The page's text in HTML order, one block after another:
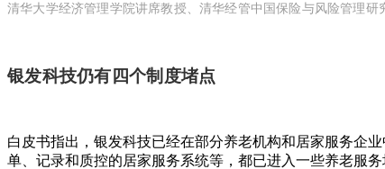
清华大学经济管理学院讲席教授、清华经管中国保险与风险管理
银发科技仍有四个制度堵点
白皮书指出，银发科技已经在部分养老机构和居家服务企
单、记录和质控的居家服务系统等，都已进入一些养老服